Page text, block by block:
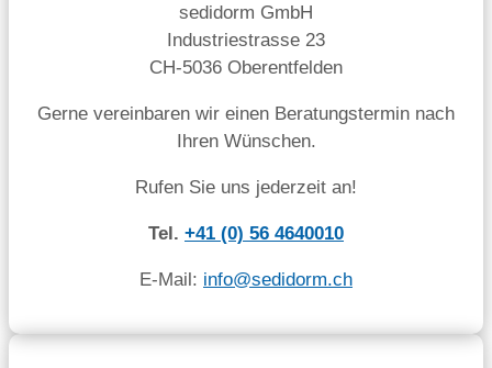
sedidorm GmbH
Industriestrasse 23
CH-5036 Oberentfelden
Gerne vereinbaren wir einen Beratungstermin nach
Ihren Wünschen.
Rufen Sie uns jederzeit an!
Tel. +41 (0) 56 4640010
E-Mail: info@sedidorm.ch